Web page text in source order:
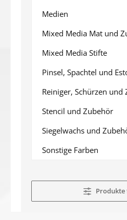
Medien
Mixed Media Mat und
Mixed Media Stifte
Pinsel, Spachtel und
Reiniger, Schürzen und
Stencil und Zubehör
Siegelwachs und
Sonstige Farben